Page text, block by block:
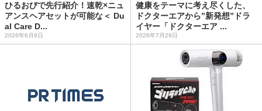
ひるおびで先行紹介！速乾×ニュ
アンスヘアセットが可能な＜ Du
al Care D...
2026年6月9日
健康をテーマに考え尽くした、
ドクターエアから”新発想”ドラ
イヤー「ドクターエア ...
2026年7月29日